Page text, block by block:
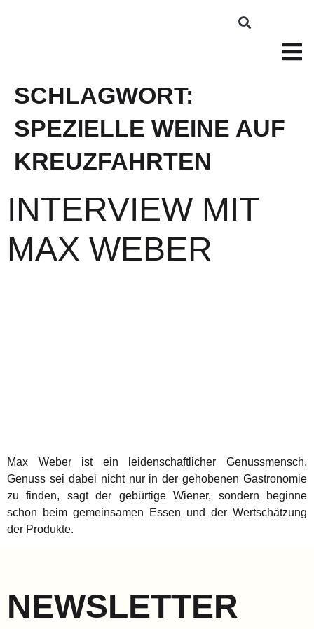
SCHLAGWORT:
SPEZIELLE WEINE AUF
KREUZFAHRTEN
INTERVIEW MIT
MAX WEBER
Max Weber ist ein leidenschaftlicher Genussmensch.
Genuss sei dabei nicht nur in der gehobenen Gastronomie
zu finden, sagt der gebürtige Wiener, sondern beginne
schon beim gemeinsamen Essen und der Wertschätzung
der Produkte.
NEWSLETTER